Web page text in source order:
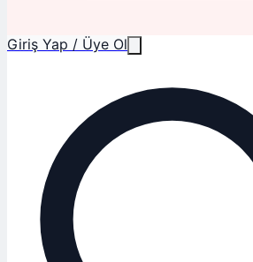
Giriş Yap / Üye Ol